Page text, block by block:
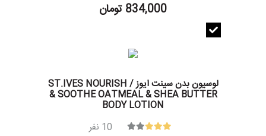
834,000 تومان
لوسیون بدن سینت ایوز / ST.IVES NOURISH
& SOOTHE OATMEAL & SHEA BUTTER
BODY LOTION
10 نفر